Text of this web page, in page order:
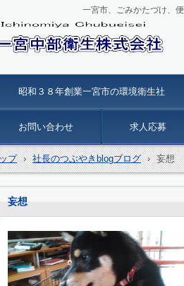
一宮市、ごみかたづけ、
昭和３８年創業一宮市の環境衛生社
お問い合わせ 求人応募
プ › 社長のつぶやきblogブログ › 妄想
妄想